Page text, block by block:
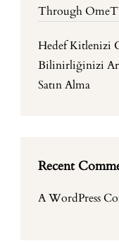
Through
Hedef Kitlenizi
Bilinirliğinizi
Satın Alma
Recent
A WordPress